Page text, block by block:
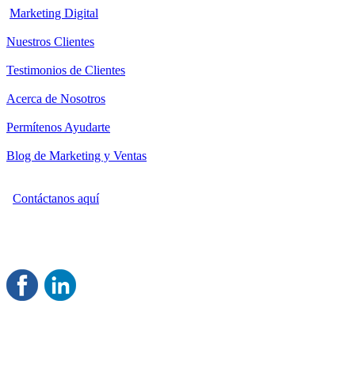
Marketing Digital
Nuestros Clientes
Testimonios de Clientes
Acerca de Nosotros
Permítenos Ayudarte
Blog de Marketing y Ventas
Contáctanos aquí